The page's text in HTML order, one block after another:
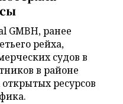
GMBH, ранее
рейха,
судов в
в районе
ресурсов